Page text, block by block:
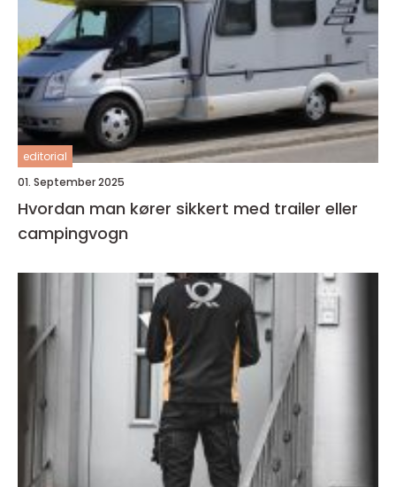
editorial
01. September 2025
Hvordan man kører sikkert med trailer eller
campingvogn